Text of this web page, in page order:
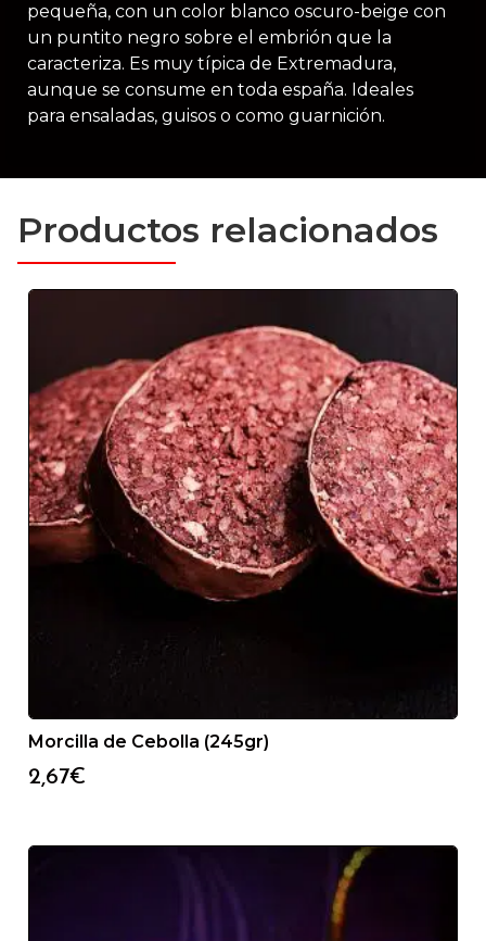
pequeña, con un color blanco oscuro-beige con
un puntito negro sobre el embrión que la
caracteriza. Es muy típica de Extremadura,
aunque se consume en toda españa. Ideales
para ensaladas, guisos o como guarnición.
Productos relacionados
Morcilla de Cebolla (245gr)
2,67€